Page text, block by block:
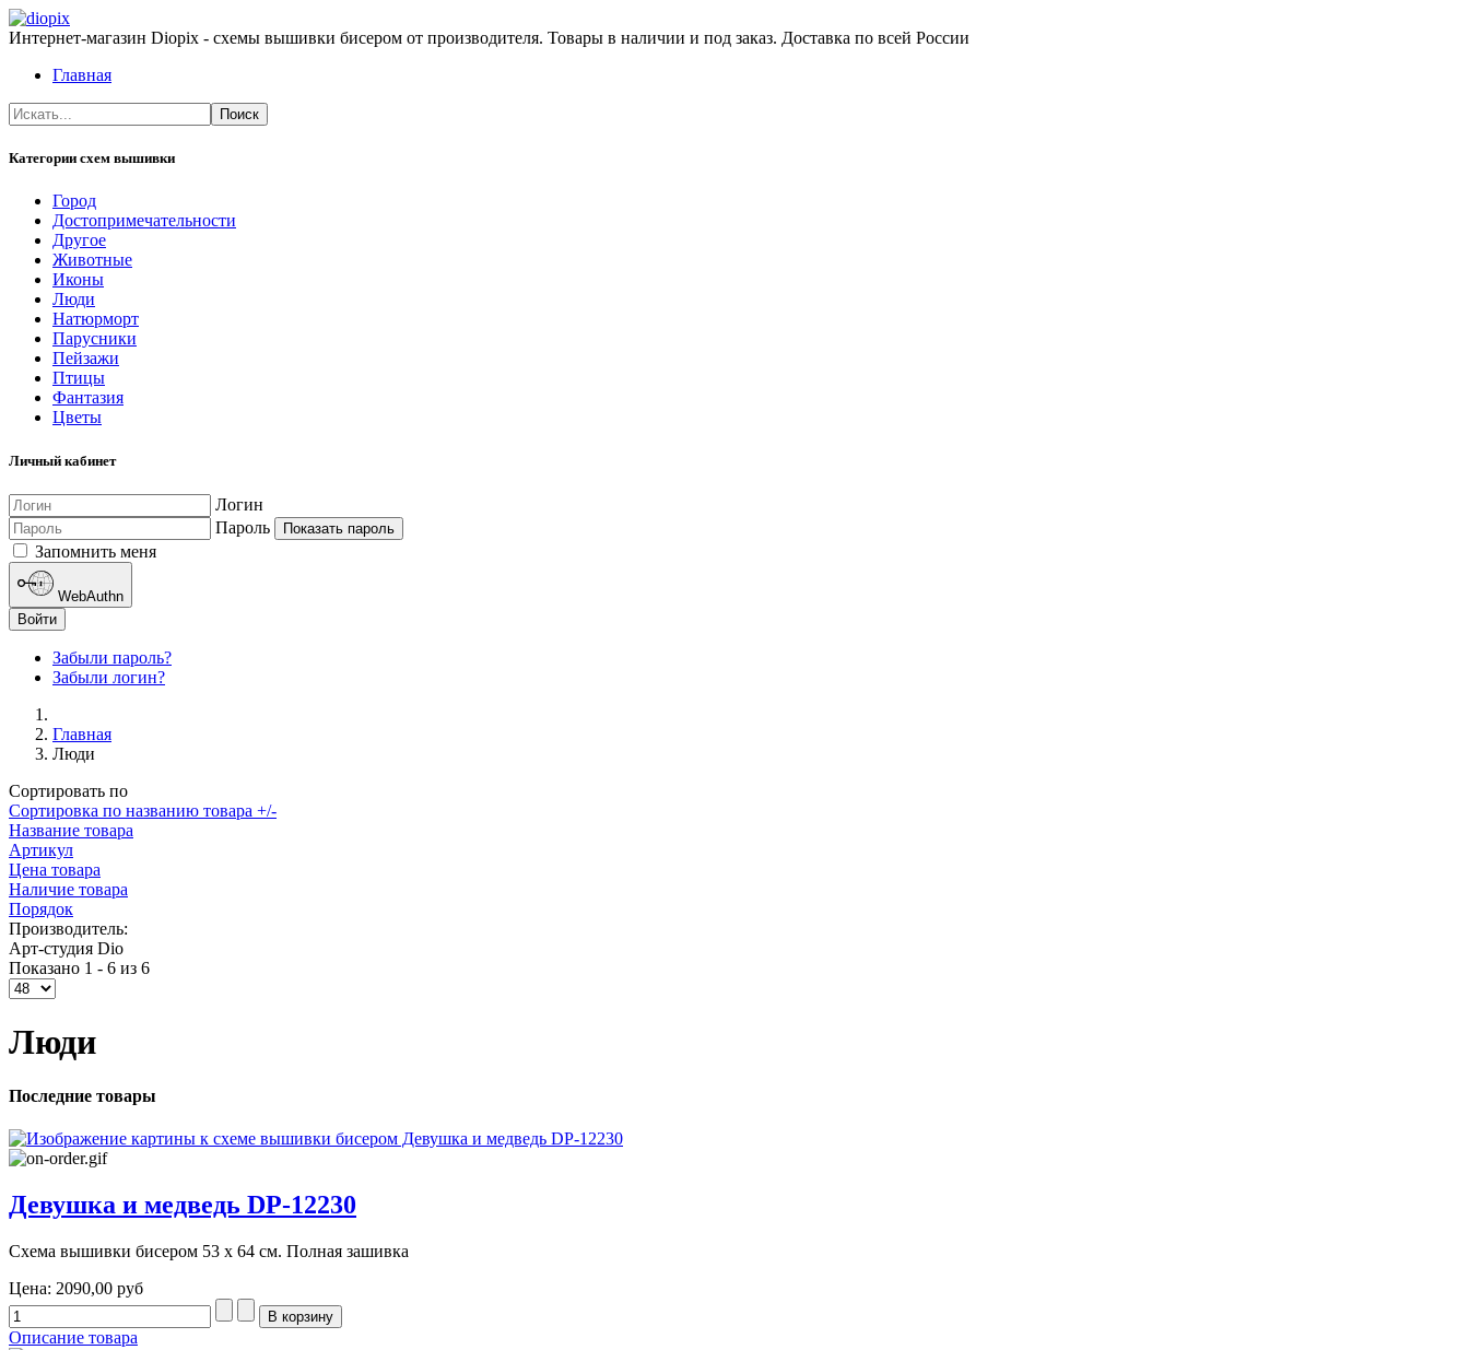
Интернет-магазин Diopix - схемы вышивки бисером от производителя. Товары в наличии и под заказ. Доставка по всей России
Главная
Категории схем вышивки
Город
Достопримечательности
Другое
Животные
Иконы
Люди
Натюрморт
Парусники
Пейзажи
Птицы
Фантазия
Цветы
Личный кабинет
Логин
Пароль
Показать пароль
Запомнить меня
WebAuthn
Войти
Забыли пароль?
Забыли логин?
Главная
Люди
Сортировать по
Сортировка по названию товара +/-
Название товара
Артикул
Цена товара
Наличие товара
Порядок
Производитель:
Арт-студия Dio
Показано 1 - 6 из 6
Люди
Последние товары
Девушка и медведь DP-12230
Схема вышивки бисером 53 х 64 см. Полная зашивка
Цена: 2090,00 руб
Описание товара